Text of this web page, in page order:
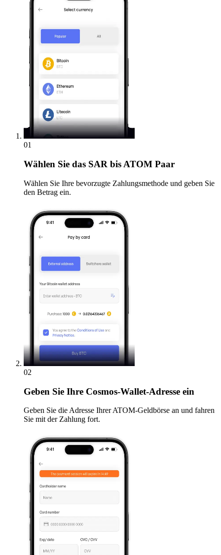
01
Wählen Sie das SAR bis ATOM Paar
Wählen Sie Ihre bevorzugte Zahlungsmethode und geben Sie
den Betrag ein.
02
Geben Sie Ihre Cosmos-Wallet-Adresse ein
Geben Sie die Adresse Ihrer ATOM-Geldbörse an und fahren
Sie mit der Zahlung fort.